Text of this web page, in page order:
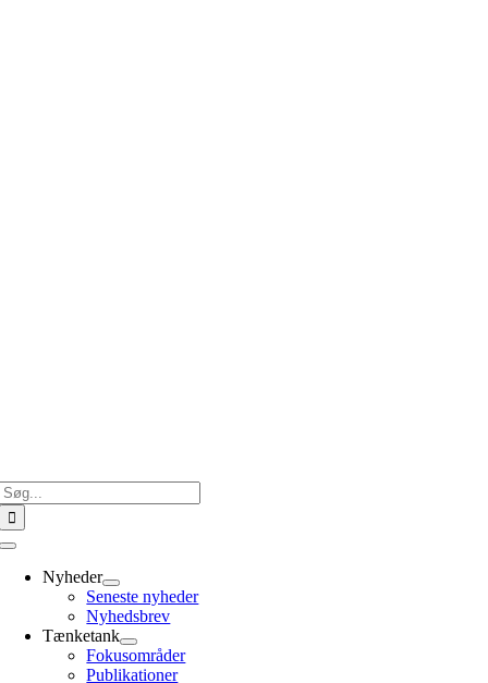
Toggle
NavigationNyheder
Seneste nyheder
Nyhedsbrev
Tænketank
Fokusområder
Publikationer